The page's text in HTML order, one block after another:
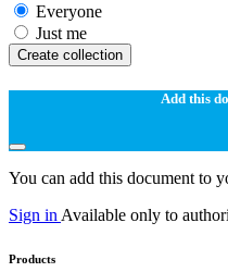
Everyone
Just me
Create collection
Add this
You can add this document to
Sign in Available only to
Products